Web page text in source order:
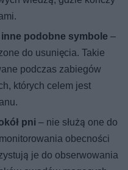
podobne symbole –
do usunięcia. Takie
podczas zabiegów
których celem jest
pni – nie służą one do
obecności
je do obserwowania